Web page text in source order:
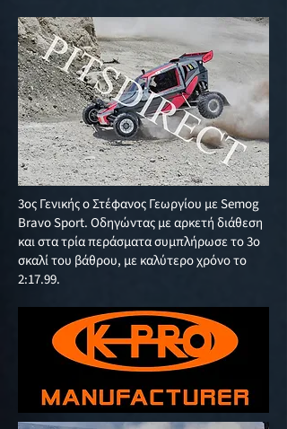
3ος Γενικής ο Στέφανος Γεωργίου με Semog
Bravo Sport. Οδηγώντας με αρκετή διάθεση
και στα τρία περάσματα συμπλήρωσε το 3ο
σκαλί του βάθρου, με καλύτερο χρόνο το
2:17.99.